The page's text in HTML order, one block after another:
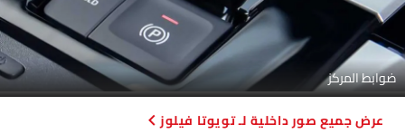
ضوابط المركز
صور داخلية لـ تويوتا فيلوز